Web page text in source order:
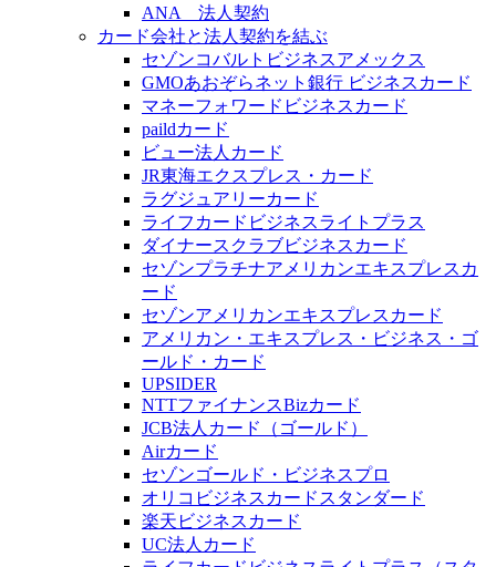
ANA 法人契約
カード会社と法人契約を結ぶ
セゾンコバルトビジネスアメックス
GMOあおぞらネット銀行 ビジネスカード
マネーフォワードビジネスカード
paildカード
ビュー法人カード
JR東海エクスプレス・カード
ラグジュアリーカード
ライフカードビジネスライトプラス
ダイナースクラブビジネスカード
セゾンプラチナアメリカンエキスプレスカ
ード
セゾンアメリカンエキスプレスカード
アメリカン・エキスプレス・ビジネス・ゴ
ールド・カード
UPSIDER
NTTファイナンスBizカード
JCB法人カード（ゴールド）
Airカード
セゾンゴールド・ビジネスプロ
オリコビジネスカードスタンダード
楽天ビジネスカード
UC法人カード